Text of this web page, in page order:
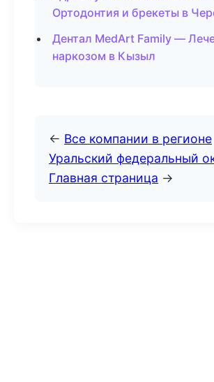
Ортодонтия и брекеты в
Дентал MedArt Family —
наркозом в Кызыл
← Все компании в регионе
Уральский федеральный
Главная страница →